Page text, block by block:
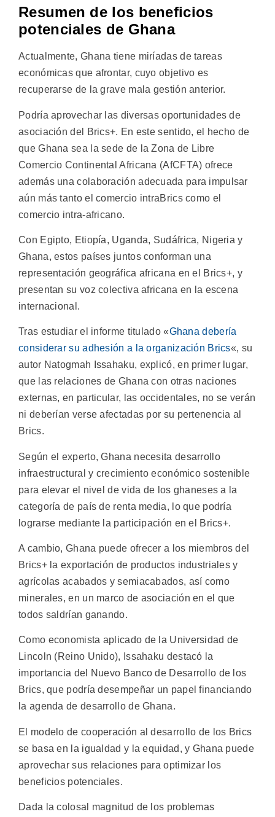
Resumen de los beneficios
potenciales de Ghana
Actualmente, Ghana tiene miríadas de tareas
económicas que afrontar, cuyo objetivo es
recuperarse de la grave mala gestión anterior.
Podría aprovechar las diversas oportunidades de
asociación del Brics+. En este sentido, el hecho de
que Ghana sea la sede de la Zona de Libre
Comercio Continental Africana (AfCFTA) ofrece
además una colaboración adecuada para impulsar
aún más tanto el comercio intraBrics como el
comercio intra-africano.
Con Egipto, Etiopía, Uganda, Sudáfrica, Nigeria y
Ghana, estos países juntos conforman una
representación geográfica africana en el Brics+, y
presentan su voz colectiva africana en la escena
internacional.
Tras estudiar el informe titulado «Ghana debería
considerar su adhesión a la organización Brics«, su
autor Natogmah Issahaku, explicó, en primer lugar,
que las relaciones de Ghana con otras naciones
externas, en particular, las occidentales, no se verán
ni deberían verse afectadas por su pertenencia al
Brics.
Según el experto, Ghana necesita desarrollo
infraestructural y crecimiento económico sostenible
para elevar el nivel de vida de los ghaneses a la
categoría de país de renta media, lo que podría
lograrse mediante la participación en el Brics+.
A cambio, Ghana puede ofrecer a los miembros del
Brics+ la exportación de productos industriales y
agrícolas acabados y semiacabados, así como
minerales, en un marco de asociación en el que
todos saldrían ganando.
Como economista aplicado de la Universidad de
Lincoln (Reino Unido), Issahaku destacó la
importancia del Nuevo Banco de Desarrollo de los
Brics, que podría desempeñar un papel financiando
la agenda de desarrollo de Ghana.
El modelo de cooperación al desarrollo de los Brics
se basa en la igualdad y la equidad, y Ghana puede
aprovechar sus relaciones para optimizar los
beneficios potenciales.
Dada la colosal magnitud de los problemas